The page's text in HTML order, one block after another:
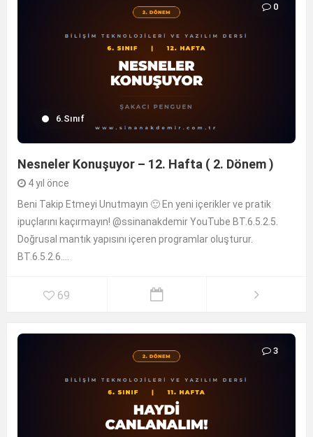
0
6.Sınıf
Nesneler Konuşuyor – 12. Hafta ( 2. Dönem )
4 yıl önce
Beni Takip Etmeyi Unutmayın 🙂 En yeni içerikler ve pratik
ipuçlarını kaçırmayın! @ssinanakdemir YouTube BT.6.5.2.5.
Doğrusal mantık yapısını içeren programlar oluşturur.
BT.6.5.2.6....
69
3